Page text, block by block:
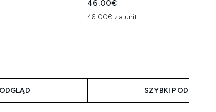
46.00€
46.00€ za unit
SZYBKI PODGLĄD